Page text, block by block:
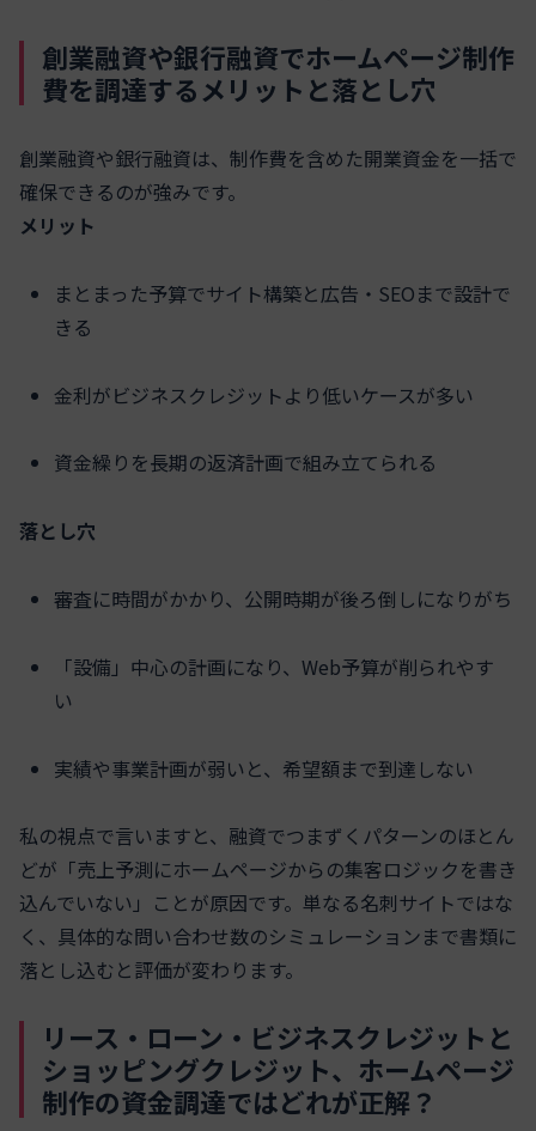
創業融資や銀行融資でホームページ制作
費を調達するメリットと落とし穴
創業融資や銀行融資は、制作費を含めた開業資金を一括で
確保できるのが強みです。
メリット
まとまった予算でサイト構築と広告・SEOまで設計で
きる
金利がビジネスクレジットより低いケースが多い
資金繰りを長期の返済計画で組み立てられる
落とし穴
審査に時間がかかり、公開時期が後ろ倒しになりがち
「設備」中心の計画になり、Web予算が削られやす
い
実績や事業計画が弱いと、希望額まで到達しない
私の視点で言いますと、融資でつまずくパターンのほとん
どが「売上予測にホームページからの集客ロジックを書き
込んでいない」ことが原因です。単なる名刺サイトではな
く、具体的な問い合わせ数のシミュレーションまで書類に
落とし込むと評価が変わります。
リース・ローン・ビジネスクレジットと
ショッピングクレジット、ホームページ
制作の資金調達ではどれが正解？